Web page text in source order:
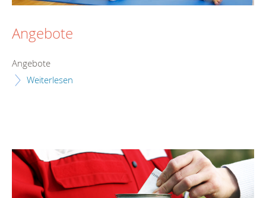
Angebote
Angebote
Weiterlesen